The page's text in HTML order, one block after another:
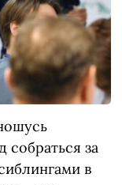
за
в